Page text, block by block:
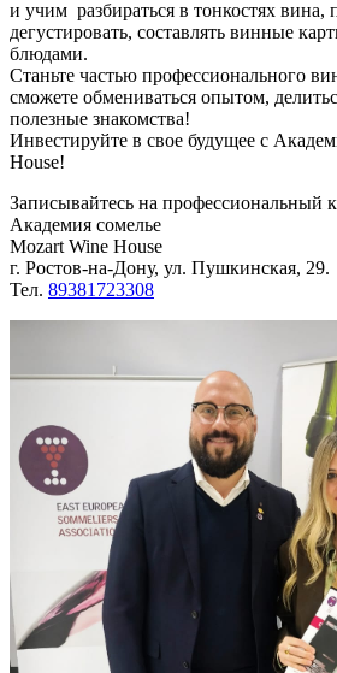
и учим разбираться в тонкостях вина,
дегустировать, составлять винные
блюдами.
Станьте частью профессионального
сможете обмениваться опытом,
полезные знакомства!
Инвестируйте в свое будущее с
House!
Записывайтесь на профессиональный
Академия сомелье
Mozart Wine House
г. Ростов-на-Дону, ул. Пушкинская, 29.
Тел. 89381723308